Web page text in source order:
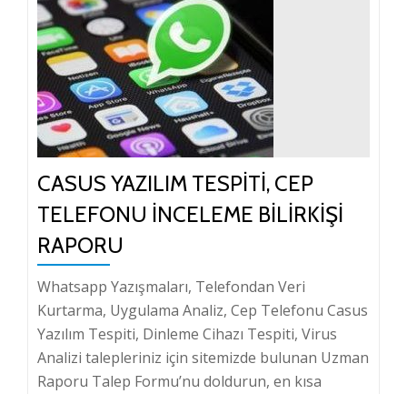
CASUS YAZILIM TESPITI, CEP
TELEFONU İNCELEME BILIRKIŞI
RAPORU
Whatsapp Yazışmaları, Telefondan Veri
Kurtarma, Uygulama Analiz, Cep Telefonu Casus
Yazılım Tespiti, Dinleme Cihazı Tespiti, Virus
Analizi talepleriniz için sitemizde bulunan Uzman
Raporu Talep Formu’nu doldurun, en kısa